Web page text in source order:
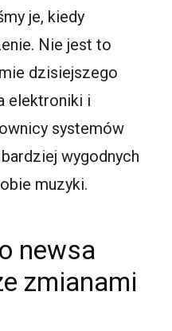
je, kiedy
Nie jest to
dzisiejszego
elektroniki i
systemów
wygodnych
muzyki.
newsa
zmianami